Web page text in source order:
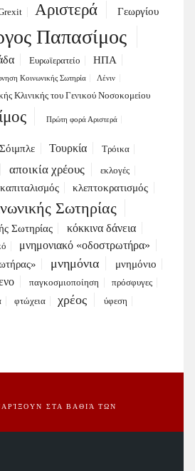
Αριστερά Γεωργίου
Παπασίμος
Ευρωϊερατείο
ΗΠΑ
Κοινωνικής Σωτηρία Λένιν
Κλινικής του Γενικού Νοσοκομείου
Πρώτη φορά Αριστερά
Σόιμπλε Τουρκία Τρόικα
αποικία χρέους
εκλογές
καπιταλισμός κλεπτοκρατισμός
Σωτηρίας
Σωτηρίας κόκκινα δάνεια
μνημονιακό «οδοστρωτήρα»
μνημόνια μνημόνιο
παγκοσμιοποίηση
πρόσφυγες
φτώχεια χρέος ύφεση
ΣΤΑ ΒΑΘΙΆ ΤΩΝ